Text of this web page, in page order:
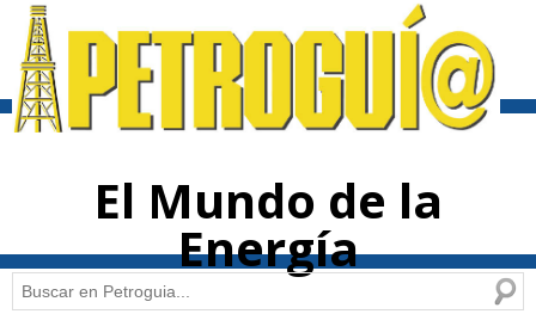
contenido
El Mundo de la
Energía
Buscar